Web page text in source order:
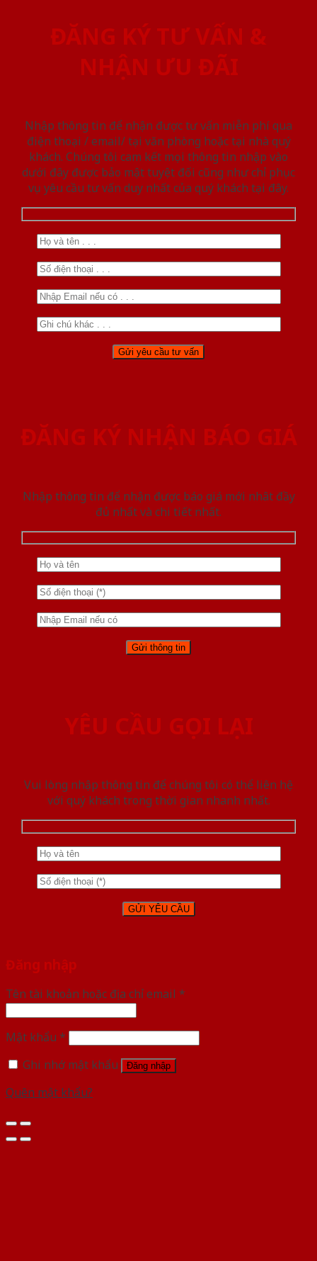
ĐĂNG KÝ TƯ VẤN &
NHẬN ƯU ĐÃI
Nhập thông tin để nhận được tư vấn miễn phí qua
điện thoại / email/ tại văn phòng hoặc tại nhà quý
khách. Chúng tôi cam kết mọi thông tin nhập vào
dưới đây được bảo mật tuyệt đối cũng như chỉ phục
vụ yêu cầu tư vấn duy nhất của quý khách tại đây.
ĐĂNG KÝ NHẬN BÁO GIÁ
Nhập thông tin để nhận được báo giá mới nhât đầy
đủ nhất và chi tiết nhất.
YÊU CẦU GỌI LẠI
Vui lòng nhập thông tin để chúng tôi có thể liên hệ
với quý khách trong thời gian nhanh nhất.
Đăng nhập
Tên tài khoản hoặc địa chỉ email *
Mật khẩu *
Ghi nhớ mật khẩu
Đăng nhập
Quên mật khẩu?